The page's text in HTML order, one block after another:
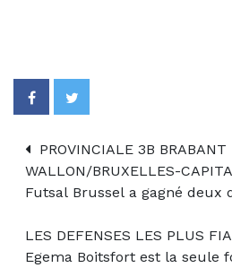
PROVINCIALE 3B BRABANT
WALLON/BRUXELLES-
Futsal Brussel a gagné deux
LES DEFENSES LES PLUS
Egema Boitsfort est la seule